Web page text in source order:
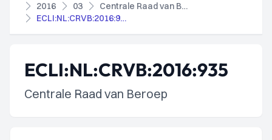
Home2016
03
Centrale Raad van Beroep
ECLI:NL:CRVB:2016:935
ECLI:NL:CRVB:2016:935
Centrale Raad van Beroep